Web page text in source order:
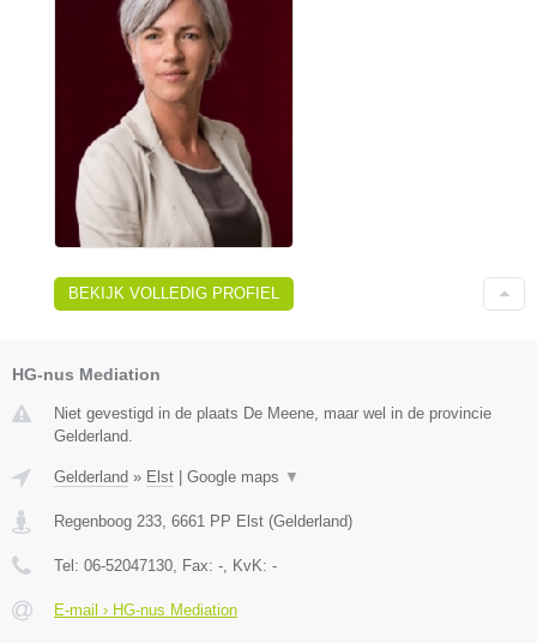
BEKIJK VOLLEDIG PROFIEL
HG-nus Mediation
Niet gevestigd in de plaats De Meene, maar wel in de provincie
Gelderland.
Gelderland » Elst | Google maps ▼
Regenboog 233 6661 PP Elst (Gelderland)
Tel: 06-52047130 , Fax: - , KvK: -
E-mail › HG-nus Mediation